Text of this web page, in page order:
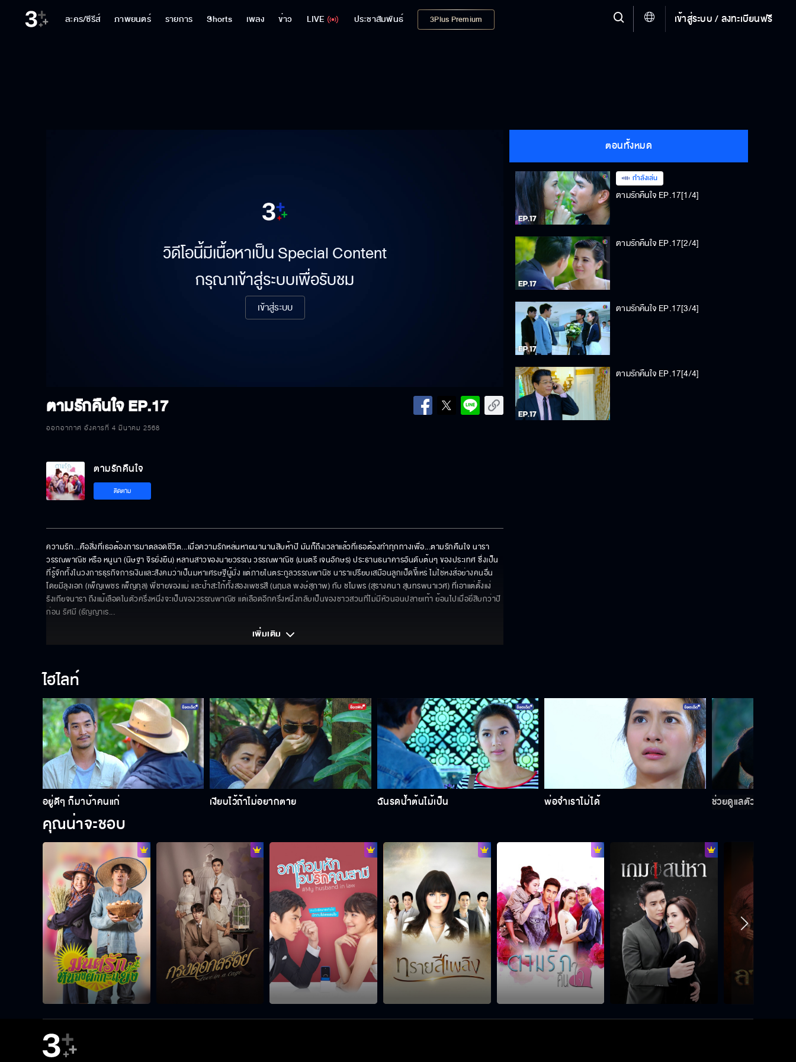
ละคร/ซีรีส์ ภาพยนตร์ รายการ Shorts เพลง ข่าว LIVE ประชาสัมพันธ์ 3Plus Premium เข้าสู่ระบบ / ลงทะเบียนฟรี
วิดีโอนี้มีเนื้อหาเป็น Special Content
กรุณาเข้าสู่ระบบเพื่อรับชม
เข้าสู่ระบบ
ตามรักคืนใจEP.17
ออกอากาศ อังคารที่ 4 มีนาคม 2568
ตอนทั้งหมด
กำลังเล่น
ตามรักคืนใจ EP.17[1/4]
ตามรักคืนใจ EP.17[2/4]
ตามรักคืนใจ EP.17[3/4]
ตามรักคืนใจ EP.17[4/4]
ตามรักคืนใจ
ติดตาม
ความรัก...คือสิ่งที่เธอต้องการมาตลอดชีวิต...เมื่อความรักหล่นหายมานานสิบห้าปี มันก็ถึงเวลาแล้วที่เธอต้องทำทุกทางเพื่อ...ตามรักคืนใจ นารา
วรรณพาณิช หรือ หนูนา (นิษฐา จิรยั่งยืน) หลานสาวของนายวรรณ วรรณพาณิช (มนตรี เจนอักษร) ประธานธนาคารอันดับต้นๆ ของประเทศ ซึ่งเป็น
ที่รู้จักทั้งในวงการธุรกิจการเงินและสังคมว่าเป็นมหาเศรษฐีผู้มั่ง แต่ภายในตระกูลวรรณพานิช นาราเปรียบเสมือนลูกเป็ดขี้เหร่ ไม่ใช่หงส์อย่างคนอื่น
โดยมีลุงเอก (เพ็ญเพชร เพ็ญกุล) พี่ชายของแม่ และป้าสะใภ้ทั้งสองเพชรสี (นฤมล พงษ์สุภาพ) กับ ชไมพร (สุรางคนา สุนทรพนาเวศ) ที่เอาแต่ตั้งแง่
รังเกียจนารา ถึงแม้เลือดในตัวครึ่งหนึ่งจะเป็นของวรรณพาณิช แต่เลือดอีกครึ่งหนึ่งกลับเป็นของชาวสวนที่ไม่มีหัวนอนปลายเท้า ย้อนไปเมื่อยี่สิบกว่าปี
ก่อน รัศมี (ธัญญาเร...
เพิ่มเติม
ไฮไลท์
อยู่ดีๆ ก็มาบ้าคนแก่ เงียบไว้ถ้าไม่อยากตาย ฉันรดน้ำต้นไม้เป็น พ่อจำเราไม่ได้ ช่วยดูแลตัวเองให้มา
คุณน่าจะชอบ